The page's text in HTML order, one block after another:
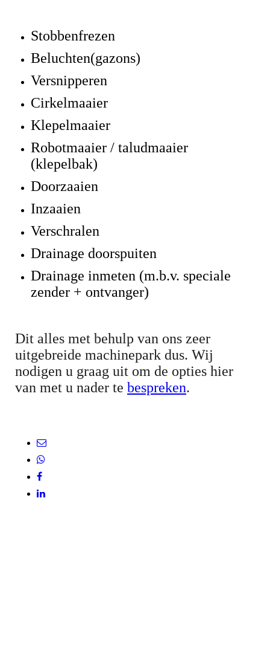
Stobbenfrezen
Beluchten(gazons)
Versnipperen
Cirkelmaaier
Klepelmaaier
Robotmaaier / taludmaaier
(klepelbak)
Doorzaaien
Inzaaien
Verschralen
Drainage doorspuiten
Drainage inmeten (m.b.v. speciale
zender + ontvanger)
Dit alles met behulp van ons zeer
uitgebreide machinepark dus. Wij
nodigen u graag uit om de opties hier
van met u nader te bespreken.